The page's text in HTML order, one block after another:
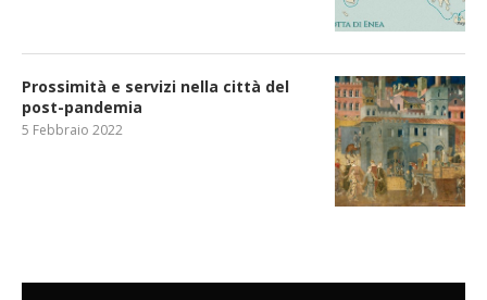
Prossimità e servizi nella città del
post-pandemia
5 Febbraio 2022